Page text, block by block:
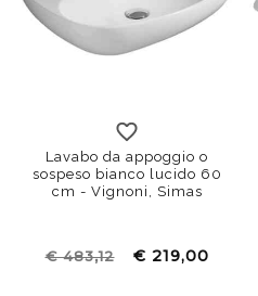
60x46
Lavabo da appoggio o
sospeso bianco lucido 60
cm - Vignoni, Simas
€ 483,12 € 219,00